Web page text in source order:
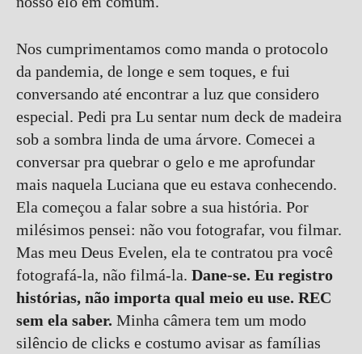
Nos cumprimentamos como manda o protocolo
da pandemia, de longe e sem toques, e fui
conversando até encontrar a luz que considero
especial. Pedi pra Lu sentar num deck de madeira
sob a sombra linda de uma árvore. Comecei a
conversar pra quebrar o gelo e me aprofundar
mais naquela Luciana que eu estava conhecendo.
Ela começou a falar sobre a sua história. Por
milésimos pensei: não vou fotografar, vou filmar.
Mas meu Deus Evelen, ela te contratou pra você
fotografá-la, não filmá-la. Dane-se. Eu registro
histórias, não importa qual meio eu use. REC
sem ela saber. Minha câmera tem um modo
silêncio de clicks e costumo avisar as famílias